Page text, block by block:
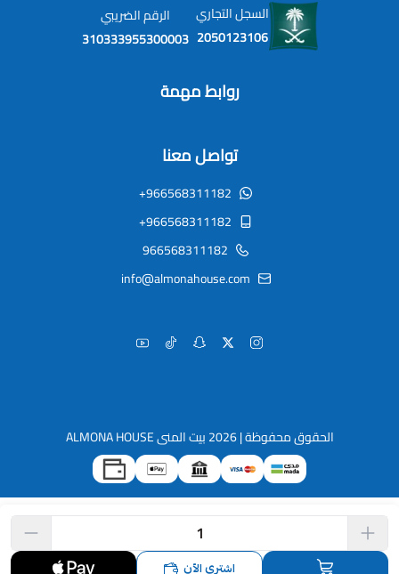
اشتري الآن
السجل التجاري
2050123106
الرقم الضريبي
310333955300003
روابط مهمة
تواصل معنا
+966568311182
+966568311182
966568311182
info@almonahouse.com
الحقوق محفوظة | 2026 بيت المنى ALMONA HOUSE